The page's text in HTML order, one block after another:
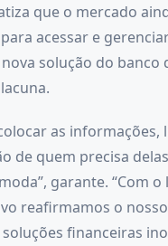
que o mercado
acessar e
solução do banco
as informações,
de quem precisa
garante. “Com
reafirmamos o
financeiras